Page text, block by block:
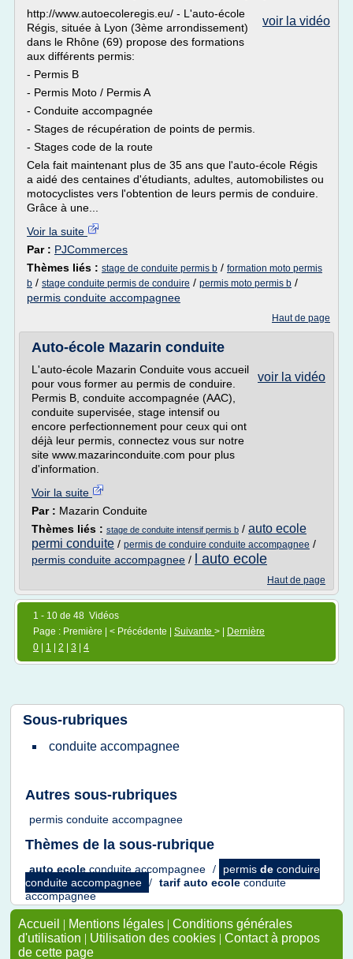
voir la vidéo
http://www.autoecoleregis.eu/ - L'auto-école
Régis, située à Lyon (3ème arrondissement)
dans le Rhône (69) propose des formations
aux différents permis:
- Permis B
- Permis Moto / Permis A
- Conduite accompagnée
- Stages de récupération de points de permis.
- Stages code de la route
Cela fait maintenant plus de 35 ans que l'auto-école Régis
a aidé des centaines d'étudiants, adultes, automobilistes ou
motocyclistes vers l'obtention de leurs permis de conduire.
Grâce à une...
Voir la suite
Par : PJCommerces
Thèmes liés : stage de conduite permis b / formation moto permis
b / stage conduite permis de conduire / permis moto permis b /
permis conduite accompagnee
Haut de page
Auto-école Mazarin conduite
voir la vidéo
L'auto-école Mazarin Conduite vous accueil
pour vous former au permis de conduire.
Permis B, conduite accompagnée (AAC),
conduite supervisée, stage intensif ou
encore perfectionnement pour ceux qui ont
déjà leur permis, connectez vous sur notre
site www.mazarinconduite.com pour plus
d'information.
Voir la suite
Par : Mazarin Conduite
Thèmes liés : stage de conduite intensif permis b / auto ecole
permi conduite / permis de conduire conduite accompagnee /
permis conduite accompagnee / l auto ecole
Haut de page
1 - 10 de 48 Vidéos
Page : Première | < Précédente | Suivante > |
Dernière
0
1 2 3 4
Sous-rubriques
conduite accompagnee
Autres sous-rubriques
permis conduite accompagnee
Thèmes de la sous-rubrique
auto ecole conduite accompagnee / permis de conduire
conduite accompagnee / tarif auto ecoleconduite
accompagnee
Accueil | Mentions légales | Conditions générales
d'utilisation | Utilisation des cookies | Contact à propos
de cette page